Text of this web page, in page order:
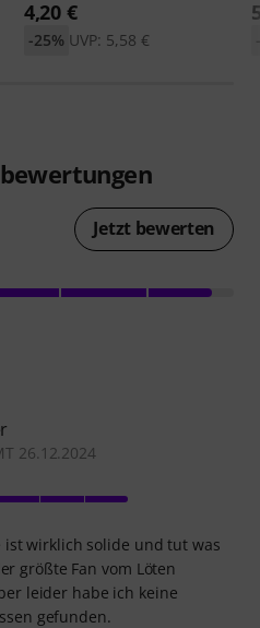
4,20 €
UVP: 5,58 €
-25%
Jetzt bewerten
26.12.2024
ist wirklich solide und tut was
größte Fan vom Löten
leider habe ich keine
gefunden.